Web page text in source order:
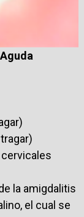
la amigdalitis
el cual se